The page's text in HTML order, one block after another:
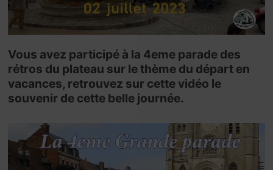
Vous avez participé à la 4eme parade des
rétros du plateau sur le thème du départ en
vacances, retrouvez sur cette vidéo le
souvenir de cette belle journée.